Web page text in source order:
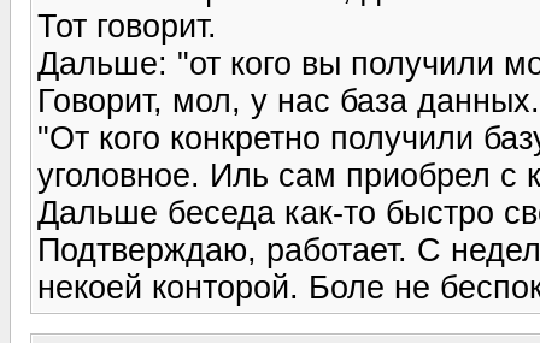
Тот говорит.
Дальше: "от кого вы получили
Говорит, мол, у нас база данных.
"От кого конкретно получили
уголовное. Иль сам приобрел с
Дальше беседа как-то быстро
Подтверждаю, работает. С
некоей конторой. Боле не